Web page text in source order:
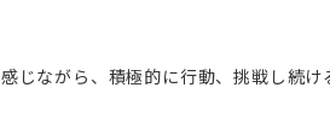
じながら、積極的に行動、挑戦し続け